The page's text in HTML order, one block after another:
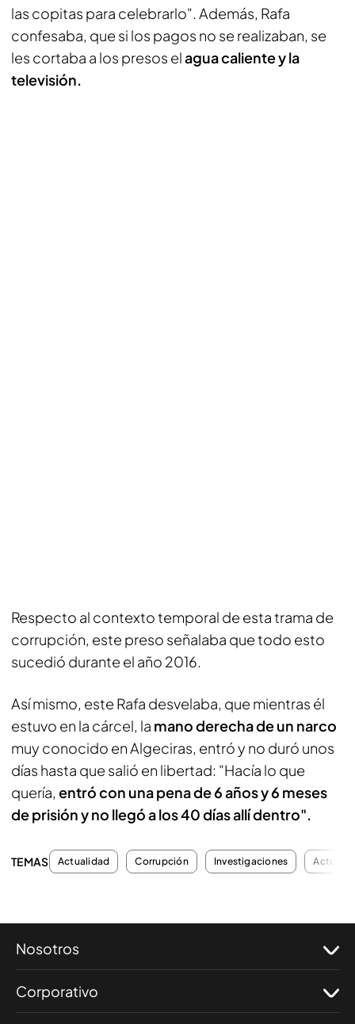
las copitas para celebrarlo". Además, Rafa
confesaba, que si los pagos no se realizaban, se
les cortaba a los presos elagua caliente y la
televisión.
Respecto al contexto temporal de esta trama de
corrupción, este preso señalaba que todo esto
sucedió durante el año 2016.
Así mismo, este Rafa desvelaba, que mientras él
estuvo en la cárcel, la mano derecha de un narco
muy conocido en Algeciras, entró y no duró unos
días hasta que salió en libertad: "Hacía lo que
quería, entró con una pena de 6 años y 6 meses
de prisión y no llegó a los 40 días allí dentro".
TEMAS Actualidad Corrupción Investigaciones
Nosotros
Corporativo